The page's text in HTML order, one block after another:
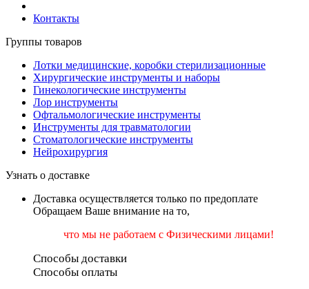
Контакты
Группы товаров
Лотки медицинские, коробки стерилизационные
Хирургические инструменты и наборы
Гинекологические инструменты
Лор инструменты
Офтальмологические инструменты
Инструменты для травматологии
Стоматологические инструменты
Нейрохирургия
Узнать о доставке
Доставка осуществляется только по предоплате
Обращаем Ваше внимание на то,
что мы не работаем с Физическими лицами!
Способы доставки
Способы оплаты